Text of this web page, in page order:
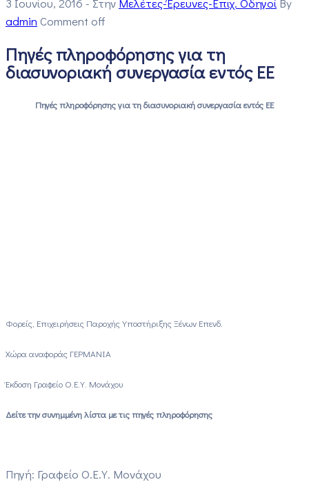
admin Comment off
Πηγές πληροφόρησης για τη
διασυνοριακή συνεργασία εντός ΕΕ
Πηγές πληροφόρησης για τη διασυνοριακή συνεργασία εντός ΕΕ
Φορείς, Επιχειρήσεις Παροχής Υποστήριξης Ξένων Επενδ.
Χώρα αναφοράς ΓΕΡΜΑΝΙΑ
Έκδοση Γραφείο Ο.Ε.Υ. Μονάχου
Δείτε την συνημμένη λίστα με τις πηγές πληροφόρησης
Πηγή: Γραφείο Ο.Ε.Υ. Μονάχου